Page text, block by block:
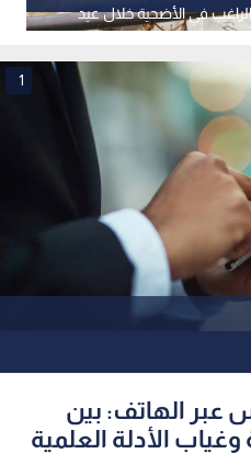
في الأضحية خلال عيد
1
عبر الهاتف: بين
وغياب الأدلة العلمية